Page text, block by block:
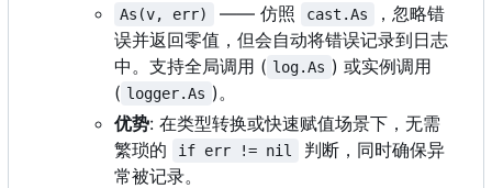
As(v, err) —— 仿照 cast.As
，忽略错
误并返回零值，但会自动将错误记录到日志
中。支持全局调用 ( log.As ) 或实例调用
( logger.As )。
优势: 在类型转换或快速赋值场景下，无需
繁琐的
if err != nil
判断，同时确保异
常被记录。